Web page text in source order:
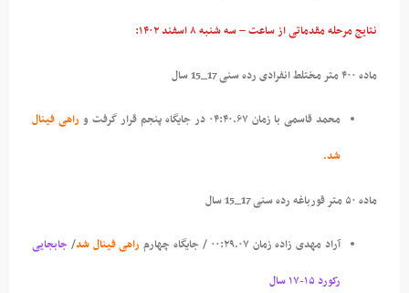
نتایجمرحله مقدماتی از ساعت – سه شنبه ۸ اسفند ۱۴۰۲:
ماده ۴۰۰ متر مختلط انفرادی رده سنی 17_15 سال
محمد قاسمی با زمان ۰۴:۴۰.۶۷ در جایگاه پنجم قرار گرفت و
راهی فینال
شد.
ماده ۵۰ متر قورباغه رده سنی 17_15 سال
آراد مهدی زاده زمان ۰۰:۲۹.۰۷ / جایگاه چهارم راهی فینال شد/جابجایی
رکورد ۱۵-۱۷ سال